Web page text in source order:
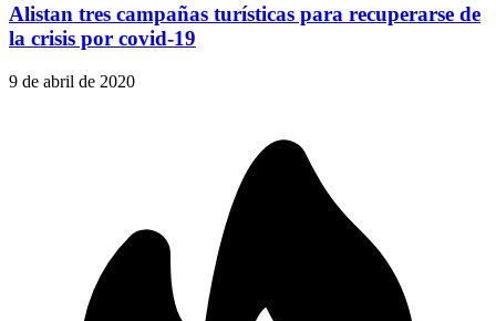
Alistan tres campañas turísticas para recuperarse de
la crisis por covid-19
9 de abril de 2020